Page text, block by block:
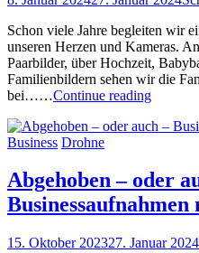
Schon viele Jahre begleiten wir
unseren Herzen und Kameras.
Paarbilder, über Hochzeit,
Familienbildern sehen wir die
bei……Continue reading
für
Business Drohne
Abgehoben – oder
15. Oktober 202327. Januar 2024